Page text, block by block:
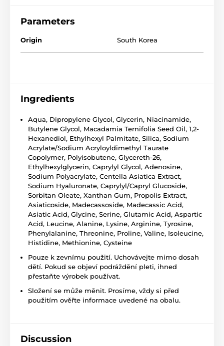
Parameters
Origin South Korea
Ingredients
Aqua, Dipropylene Glycol, Glycerin, Niacinamide,
Butylene Glycol, Macadamia Ternifolia Seed Oil, 1,2-
Hexanediol, Ethylhexyl Palmitate, Silica, Sodium
Acrylate/Sodium Acryloyldimethyl Taurate
Copolymer, Polyisobutene, Glycereth-26,
Ethylhexylglycerin, Caprylyl Glycol, Adenosine,
Sodium Polyacrylate, Centella Asiatica Extract,
Sodium Hyaluronate, Caprylyl/Capryl Glucoside,
Sorbitan Oleate, Xanthan Gum, Propolis Extract,
Asiaticoside, Madecassoside, Madecassic Acid,
Asiatic Acid, Glycine, Serine, Glutamic Acid, Aspartic
Acid, Leucine, Alanine, Lysine, Arginine, Tyrosine,
Phenylalanine, Threonine, Proline, Valine, Isoleucine,
Histidine, Methionine, Cysteine
Pouze k zevnímu použití. Uchovávejte mimo dosah
dětí. Pokud se objeví podráždění pleti, ihned
přestaňte výrobek používat.
Složení se může měnit. Prosíme, vždy si před
použitím ověřte informace uvedené na obalu.
Discussion